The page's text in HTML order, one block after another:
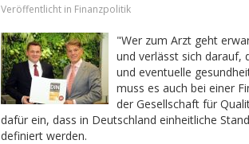
Veröffentlicht in Finanzpolitik
"Wer zum Arzt geht
und verlässt sich darauf,
und eventuelle
muss es auch bei einer
der Gesellschaft für
dafür ein, dass in Deutschland einheitliche
definiert werden.